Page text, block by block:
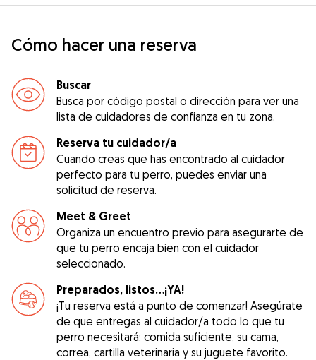
Cómo hacer una reserva
Buscar
Busca por código postal o dirección para ver una
lista de cuidadores de confianza en tu zona.
Reserva tu cuidador/a
Cuando creas que has encontrado al cuidador
perfecto para tu perro, puedes enviar una
solicitud de reserva.
Meet & Greet
Organiza un encuentro previo para asegurarte de
que tu perro encaja bien con el cuidador
seleccionado.
Preparados, listos...¡YA!
¡Tu reserva está a punto de comenzar! Asegúrate
de que entregas al cuidador/a todo lo que tu
perro necesitará: comida suficiente, su cama,
correa, cartilla veterinaria y su juguete favorito.